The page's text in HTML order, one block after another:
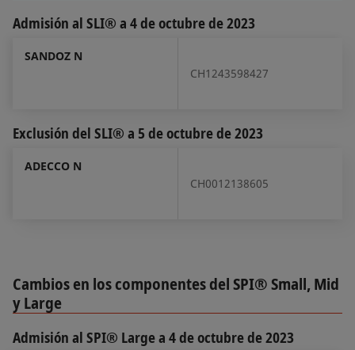
Admisión al SLI® a 4 de octubre de 2023
SANDOZ N
CH1243598427
Exclusión del SLI® a 5 de octubre de 2023
ADECCO N
CH0012138605
Cambios en los componentes del SPI® Small, Mid
y Large
Admisión al SPI® Large a 4 de octubre de 2023